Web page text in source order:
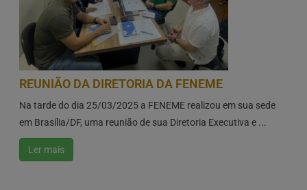
REUNIÃO DA DIRETORIA DA FENEME
Na tarde do dia 25/03/2025 a FENEME realizou em sua sede
em Brasília/DF, uma reunião de sua Diretoria Executiva e ...
Ler mais